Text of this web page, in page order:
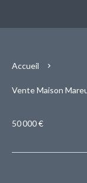
Accueil
Vente Maison
50 000 €